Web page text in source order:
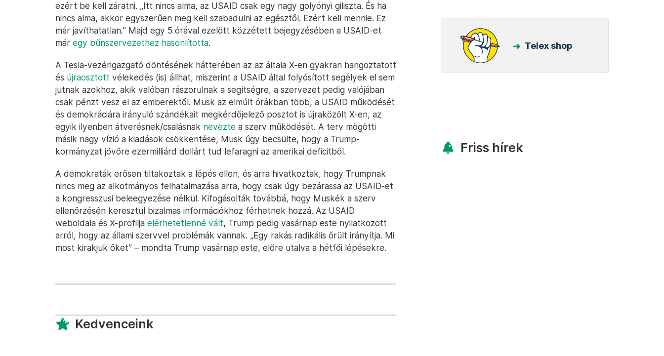
ezért be kell záratni. „Itt nincs alma, az USAID csak egy nagy golyónyi giliszta. És ha
nincs alma, akkor egyszerűen meg kell szabadulni az egésztől. Ezért kell mennie. Ez
már javíthatatlan.” Majd egy 5 órával ezelőtt közzétett bejegyzésében a USAID-et
már egy bűnszervezethez hasonlította.
A Tesla-vezérigazgató döntésének hátterében az az általa X-en gyakran hangoztatott
és újraosztott vélekedés (is) állhat, miszerint a USAID által folyósított segélyek el sem
jutnak azokhoz, akik valóban rászorulnak a segítségre, a szervezet pedig valójában
csak pénzt vesz el az emberektől. Musk az elmúlt órákban több, a USAID működését
és demokráciára irányuló szándékait megkérdőjelező posztot is újraközölt X-en, az
egyik ilyenben átverésnek/csalásnak nevezte a szerv működését. A terv mögötti
másik nagy vízió a kiadások csökkentése, Musk úgy becsülte, hogy a Trump-
kormányzat jövőre ezermilliárd dollárt tud lefaragni az amerikai deficitből.
A demokraták erősen tiltakoztak a lépés ellen, és arra hivatkoztak, hogy Trumpnak
nincs meg az alkotmányos felhatalmazása arra, hogy csak úgy bezárassa az USAID-et
a kongresszusi beleegyezése nélkül. Kifogásolták továbbá, hogy Muskék a szerv
ellenőrzésén keresztül bizalmas információkhoz férhetnek hozzá. Az USAID
weboldala és X-profilja elérhetetlenné vált, Trump pedig vasárnap este nyilatkozott
arról, hogy az állami szervvel problémák vannak. „Egy rakás radikális őrült irányítja. Mi
most kirakjuk őket” – mondta Trump vasárnap este, előre utalva a hétfői lépésekre.
Kedvenceink
Telex shop
Friss hírek